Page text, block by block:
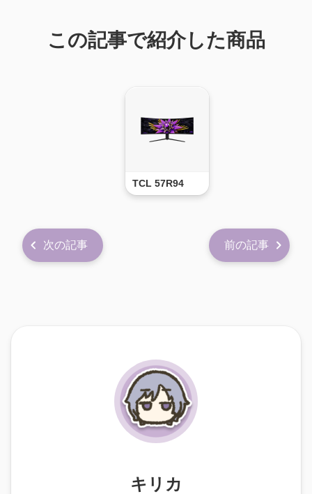
この記事で紹介した商品
TCL 57R94
次の記事 前の記事
キリカ